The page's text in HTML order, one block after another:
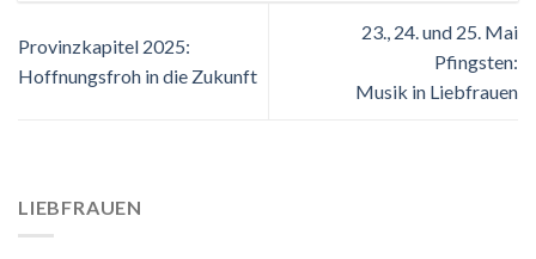
Provinzkapitel 2025:
Hoffnungsfroh in die Zukunft
23., 24. und 25. Mai
Pfingsten:
Musik in Liebfrauen
LIEBFRAUEN